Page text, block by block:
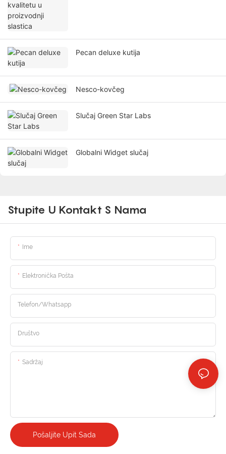
Pecan deluxe kutija
Nesco-kovčeg
Slučaj Green Star Labs
Globalni Widget slučaj
Stupite U Kontakt S Nama
Ime
Elektronička Pošta
Telefon/whatsapp
Društvo
Sadržaj
Pošaljite Upit Sada